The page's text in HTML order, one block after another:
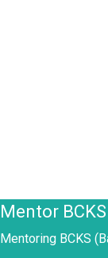
Mentor
Mentoring BCKS